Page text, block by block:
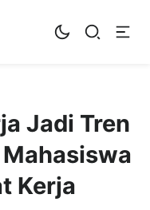
Jadi Tren
Kerja